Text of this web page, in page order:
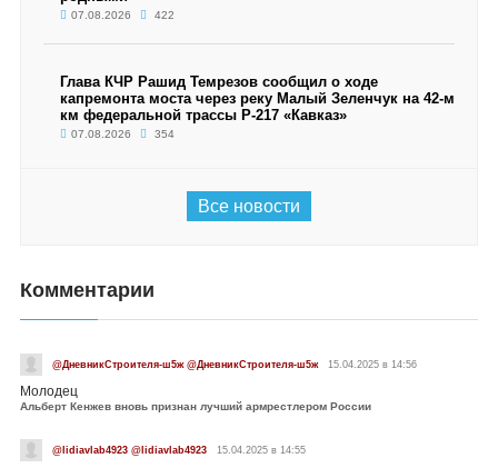
07.08.2026 422
Глава КЧР Рашид Темрезов сообщил о ходе
капремонта моста через реку Малый Зеленчук на 42-м
км федеральной трассы Р-217 «Кавказ»
07.08.2026 354
Все новости
Комментарии
@ДневникСтроителя-ш5ж @ДневникСтроителя-ш5ж 15.04.2025 в 14:56
Молодец
Альберт Кенжев вновь признан лучший армрестлером России
@lidiavlab4923 @lidiavlab4923 15.04.2025 в 14:55